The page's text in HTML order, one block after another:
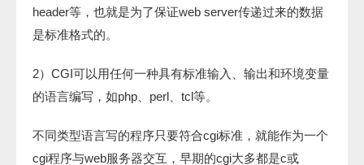
header等，也就是为了保证web server传递过来的数据
是标准格式的。
2）CGI可以用任何一种具有标准输入、输出和环境变量
的语言编写，如php、perl、tcl等。
不同类型语言写的程序只要符合cgi标准，就能作为一个
cgi程序与web服务器交互，早期的cgi大多都是c或